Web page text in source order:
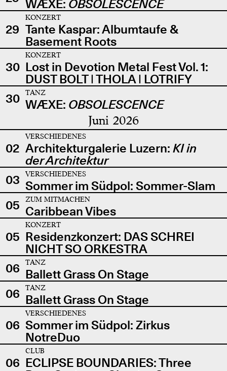
WÆXE: OBSOLESCENCE
29
KONZERT
Tante Kaspar: Albumtaufe &
Basement Roots
30
KONZERT
Lost in Devotion Metal Fest Vol. 1:
DUST BOLT | THOLA | LOTRIFY
30
TANZ
WÆXE: OBSOLESCENCE
Juni 2026
02
VERSCHIEDENES
Architekturgalerie Luzern: KI in
der Architektur
03
VERSCHIEDENES
Sommer im Südpol: Sommer-Slam
05
ZUM MITMACHEN
Caribbean Vibes
05
KONZERT
Residenzkonzert: DAS SCHREI
NICHT SO ORKESTRA
06
TANZ
Ballett Grass On Stage
06
TANZ
Ballett Grass On Stage
06
VERSCHIEDENES
Sommer im Südpol: Zirkus
NotreDuo
06
CLUB
ECLIPSE BOUNDARIES: Three